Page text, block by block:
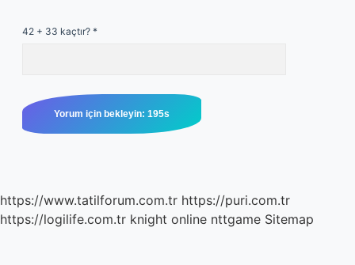
42 + 33 kaçtır? *
https://www.tatilforum.com.tr https://puri.com.tr
https://logilife.com.tr knight online nttgame Sitemap